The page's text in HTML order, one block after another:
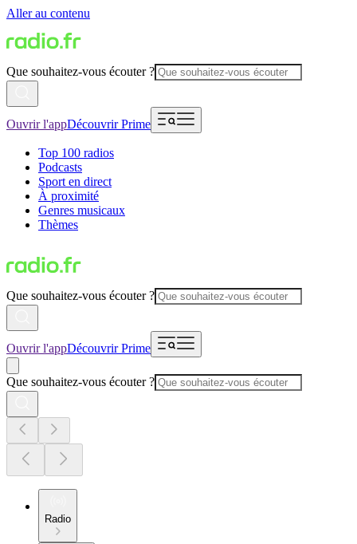
Aller au contenu
Que souhaitez-vous écouter ?
Ouvrir l'appDécouvrir Prime
Top 100 radios
Podcasts
Sport en direct
À proximité
Genres musicaux
Thèmes
Que souhaitez-vous écouter ?
Ouvrir l'appDécouvrir Prime
Que souhaitez-vous écouter ?
Radio